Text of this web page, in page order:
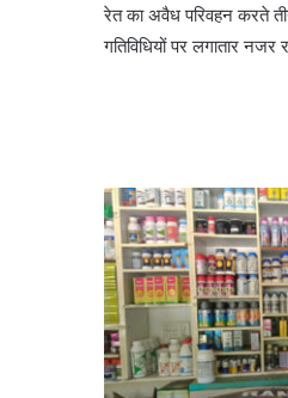
रेत का अवैध परिवहन करते
गतिविधियों पर लगातार